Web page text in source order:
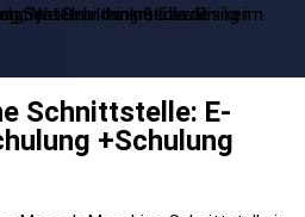
Schnittstelle: E-
+Schulung